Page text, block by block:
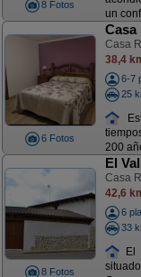
8 Fotos
un
6 Fotos
Casa
Casa
38,4
6-7
25
200
8 Fotos
El
Casa
42,6
6
33
El